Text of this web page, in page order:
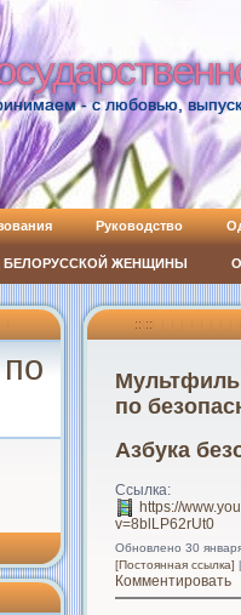
- с любовью,
Руководство
БЕЛОРУССКОЙ ЖЕНЩИНЫ
:: ::
по
Азбука
Ссылка:
https://
v=8blLP62rUt0
Обновлено 30
[Постоянная ссылка]
Комментировать